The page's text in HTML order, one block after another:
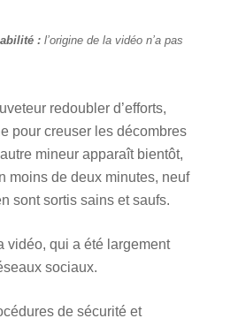
:l’origine de la vidéo n’a pas
redoubler d’efforts,
pour creuser les décombres
mineur apparaît bientôt,
moins de deux minutes, neuf
sont sortis sains et saufs.
vidéo, qui a été largement
sociaux.
de sécurité et